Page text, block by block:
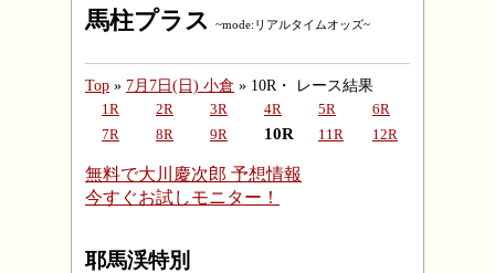
馬柱プラス ~mode:リアルタイムオッズ~
Top » 7月7日(日) 小倉 » 10R・ レース結果
1R 2R 3R 4R 5R
6R
7R
8R 9R 10R 11R 12R
無料で大川慶次郎 予想情報
今すぐお試しモニター！
耶馬渓特別